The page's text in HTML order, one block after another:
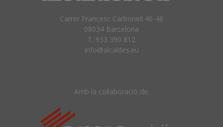
Carrer Francesc Carbonell 46-48
08034 Barcelona
T. 933 390 812
info@alcaldes.eu
Amb la col·laboració de: